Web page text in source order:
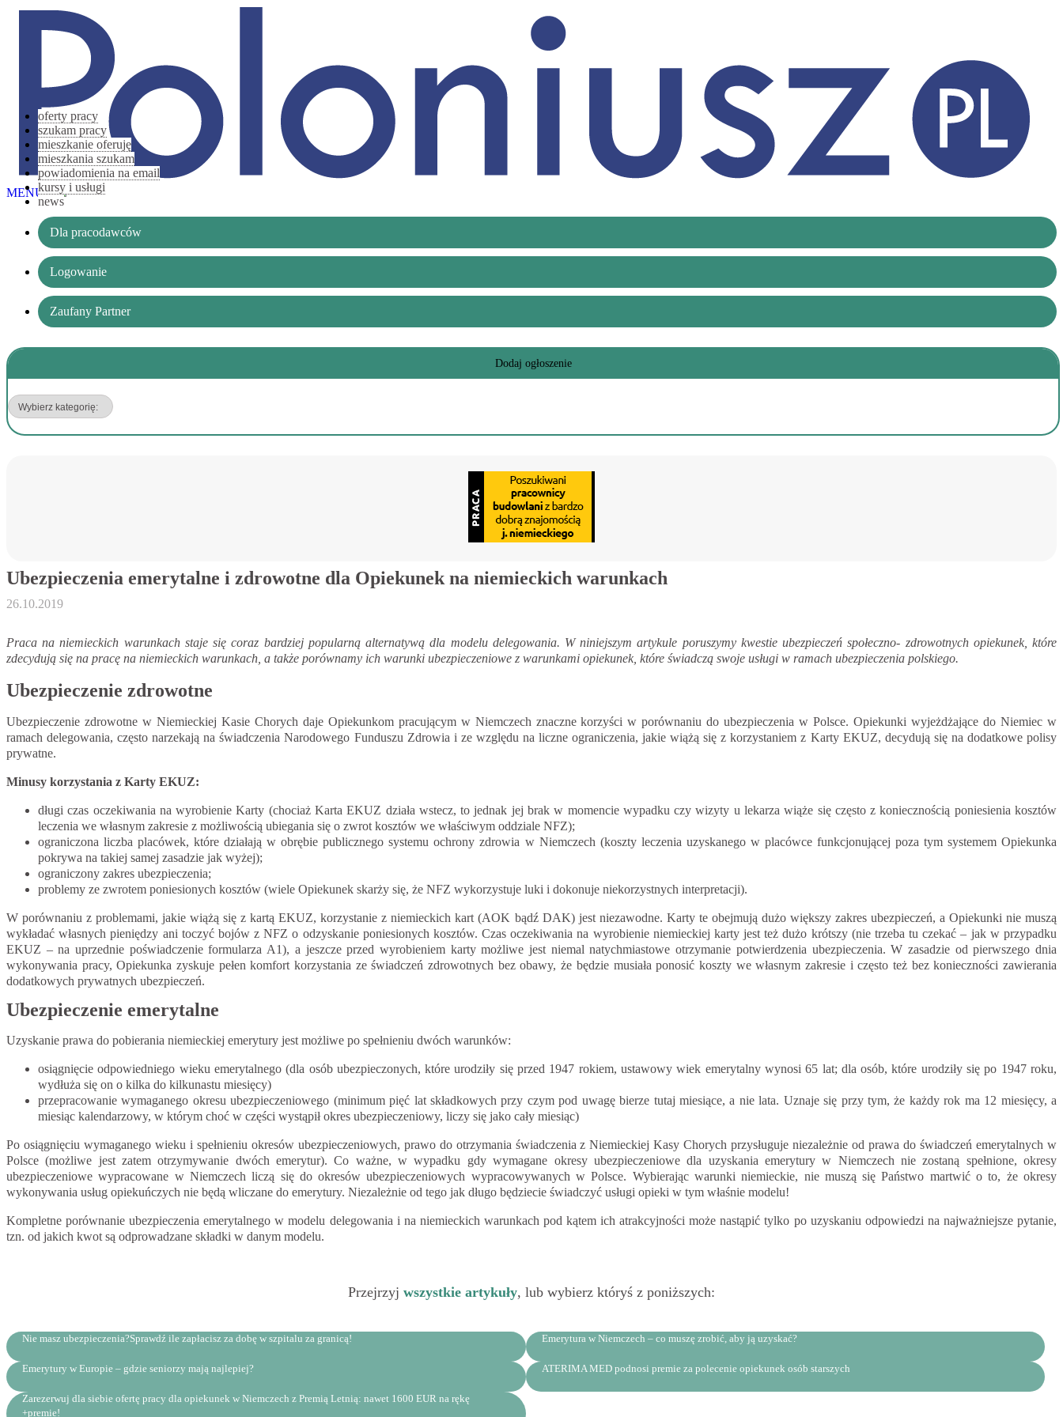
MENU
oferty pracy
szukam pracy
mieszkanie oferuję
mieszkania szukam
powiadomienia na email
kursy i usługi
news
Dla pracodawców
Logowanie
Zaufany Partner
Dodaj ogłoszenie
Ubezpieczenia emerytalne i zdrowotne dla Opiekunek na niemieckich warunkach
26.10.2019
Praca na niemieckich warunkach staje się coraz bardziej popularną alternatywą dla modelu delegowania. W niniejszym artykule poruszymy kwestie ubezpieczeń społeczno- zdrowotnych opiekunek, które
zdecydują się na pracę na niemieckich warunkach, a także porównamy ich warunki ubezpieczeniowe z warunkami opiekunek, które świadczą swoje usługi w ramach ubezpieczenia polskiego.
Ubezpieczenie zdrowotne
Ubezpieczenie zdrowotne w Niemieckiej Kasie Chorych daje Opiekunkom pracującym w Niemczech znaczne korzyści w porównaniu do ubezpieczenia w Polsce. Opiekunki wyjeżdżające do Niemiec w
ramach delegowania, często narzekają na świadczenia Narodowego Funduszu Zdrowia i ze względu na liczne ograniczenia, jakie wiążą się z korzystaniem z Karty EKUZ, decydują się na dodatkowe polisy
prywatne.
Minusy korzystania z Karty EKUZ:
długi czas oczekiwania na wyrobienie Karty (chociaż Karta EKUZ działa wstecz, to jednak jej brak w momencie wypadku czy wizyty u lekarza wiąże się często z koniecznością poniesienia kosztów
leczenia we własnym zakresie z możliwością ubiegania się o zwrot kosztów we właściwym oddziale NFZ);
ograniczona liczba placówek, które działają w obrębie publicznego systemu ochrony zdrowia w Niemczech (koszty leczenia uzyskanego w placówce funkcjonującej poza tym systemem Opiekunka
pokrywa na takiej samej zasadzie jak wyżej);
ograniczony zakres ubezpieczenia;
problemy ze zwrotem poniesionych kosztów (wiele Opiekunek skarży się, że NFZ wykorzystuje luki i dokonuje niekorzystnych interpretacji).
W porównaniu z problemami, jakie wiążą się z kartą EKUZ, korzystanie z niemieckich kart (AOK bądź DAK) jest niezawodne. Karty te obejmują dużo większy zakres ubezpieczeń, a Opiekunki nie muszą
wykładać własnych pieniędzy ani toczyć bojów z NFZ o odzyskanie poniesionych kosztów. Czas oczekiwania na wyrobienie niemieckiej karty jest też dużo krótszy (nie trzeba tu czekać – jak w przypadku
EKUZ – na uprzednie poświadczenie formularza A1), a jeszcze przed wyrobieniem karty możliwe jest niemal natychmiastowe otrzymanie potwierdzenia ubezpieczenia. W zasadzie od pierwszego dnia
wykonywania pracy, Opiekunka zyskuje pełen komfort korzystania ze świadczeń zdrowotnych bez obawy, że będzie musiała ponosić koszty we własnym zakresie i często też bez konieczności zawierania
dodatkowych prywatnych ubezpieczeń.
Ubezpieczenie emerytalne
Uzyskanie prawa do pobierania niemieckiej emerytury jest możliwe po spełnieniu dwóch warunków:
osiągnięcie odpowiedniego wieku emerytalnego (dla osób ubezpieczonych, które urodziły się przed 1947 rokiem, ustawowy wiek emerytalny wynosi 65 lat; dla osób, które urodziły się po 1947 roku,
wydłuża się on o kilka do kilkunastu miesięcy)
przepracowanie wymaganego okresu ubezpieczeniowego (minimum pięć lat składkowych przy czym pod uwagę bierze tutaj miesiące, a nie lata. Uznaje się przy tym, że każdy rok ma 12 miesięcy, a
miesiąc kalendarzowy, w którym choć w części wystąpił okres ubezpieczeniowy, liczy się jako cały miesiąc)
Po osiągnięciu wymaganego wieku i spełnieniu okresów ubezpieczeniowych, prawo do otrzymania świadczenia z Niemieckiej Kasy Chorych przysługuje niezależnie od prawa do świadczeń emerytalnych w
Polsce (możliwe jest zatem otrzymywanie dwóch emerytur). Co ważne, w wypadku gdy wymagane okresy ubezpieczeniowe dla uzyskania emerytury w Niemczech nie zostaną spełnione, okresy
ubezpieczeniowe wypracowane w Niemczech liczą się do okresów ubezpieczeniowych wypracowywanych w Polsce. Wybierając warunki niemieckie, nie muszą się Państwo martwić o to, że okresy
wykonywania usług opiekuńczych nie będą wliczane do emerytury. Niezależnie od tego jak długo będziecie świadczyć usługi opieki w tym właśnie modelu!
Kompletne porównanie ubezpieczenia emerytalnego w modelu delegowania i na niemieckich warunkach pod kątem ich atrakcyjności może nastąpić tylko po uzyskaniu odpowiedzi na najważniejsze pytanie,
tzn. od jakich kwot są odprowadzane składki w danym modelu.
Przejrzyj wszystkie artykuły, lub wybierz któryś z poniższych:
Nie masz ubezpieczenia?Sprawdź ile zapłacisz za dobę w szpitalu za granicą! Emerytura w Niemczech – co muszę zrobić, aby ją uzyskać?
Emerytury w Europie – gdzie seniorzy mają najlepiej? ATERIMA MED podnosi premie za polecenie opiekunek osób starszych
Zarezerwuj dla siebie ofertę pracy dla opiekunek w Niemczech z Premią Letnią: nawet 1600 EUR na rękę
+premie!